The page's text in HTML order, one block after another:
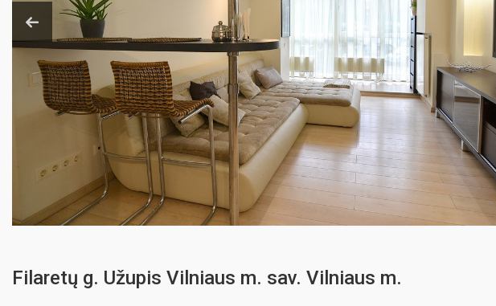
Filaretų g. Užupis Vilniaus m. sav. Vilniaus m.